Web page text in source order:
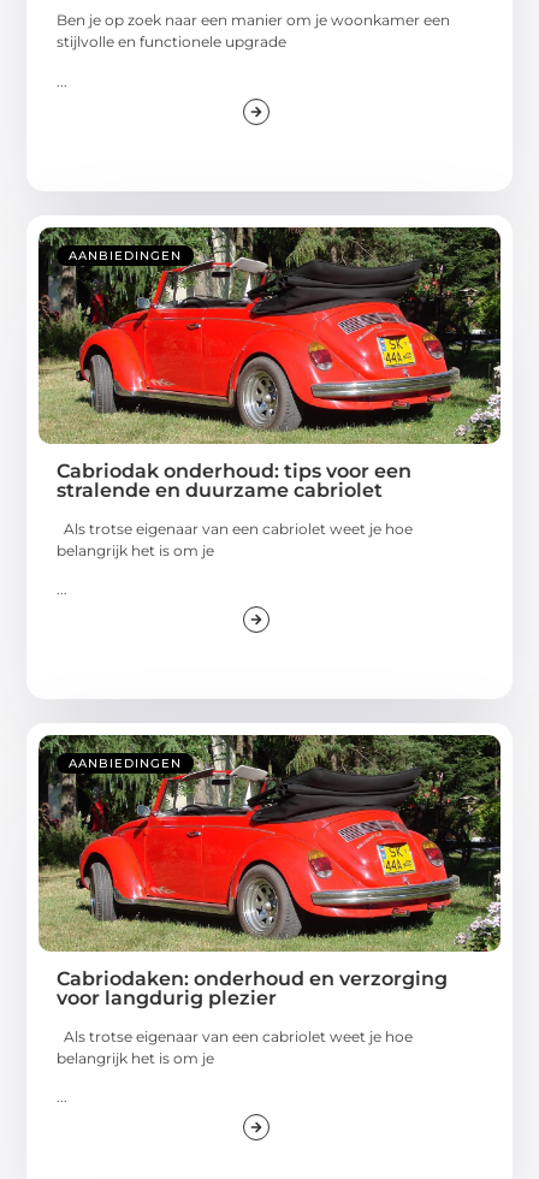
Ben je op zoek naar een manier om je woonkamer een
stijlvolle en functionele upgrade
AANBIEDINGEN
Cabriodak onderhoud: tips voor een
stralende en duurzame cabriolet
Als trotse eigenaar van een cabriolet weet je hoe
belangrijk het is om je
...
AANBIEDINGEN
Cabriodaken: onderhoud en verzorging
voor langdurig plezier
Als trotse eigenaar van een cabriolet weet je hoe
belangrijk het is om je
...